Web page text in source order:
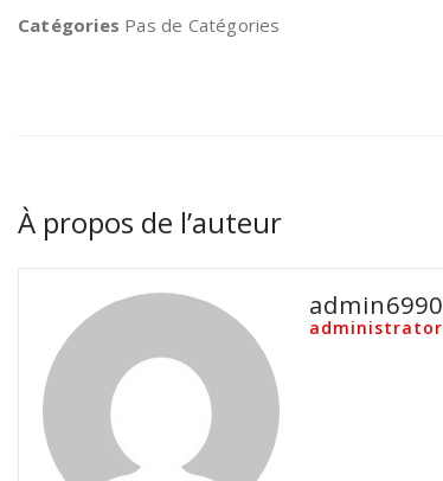
Catégories Pas de Catégories
À propos de l’auteur
admin6990
administrator